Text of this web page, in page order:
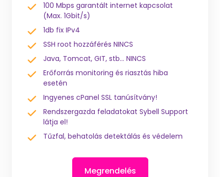
100 Mbps garantált internet kapcsolat
(Max. 1Gbit/s)
1db fix IPv4
SSH root hozzáférés NINCS
Java, Tomcat, GIT, stb... NINCS
Erőforrás monitoring és riasztás hiba
esetén
Ingyenes cPanel SSL tanúsítvány!
Rendszergazda feladatokat Sybell Support
látja el!
Tűzfal, behatolás detektálás és védelem
Megrendelés